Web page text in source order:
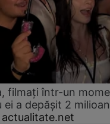
filmați într-un
ei a depășit 2
actualitate.net